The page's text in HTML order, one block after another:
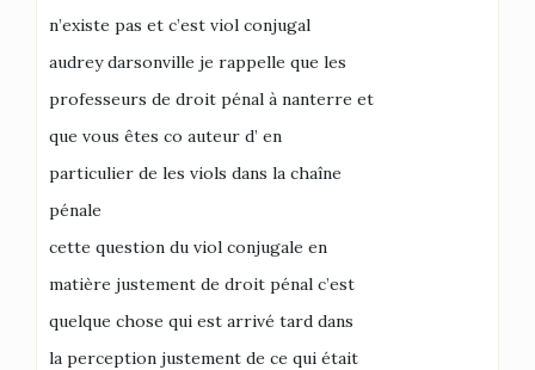
n’existe pas et c’est viol conjugal
audrey darsonville je rappelle que les
professeurs de droit pénal à nanterre et
que vous êtes co auteur d’ en
particulier de les viols dans la chaîne
pénale
cette question du viol conjugale en
matière justement de droit pénal c’est
quelque chose qui est arrivé tard dans
la perception justement de ce qui était